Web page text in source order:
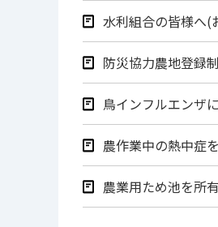
水利組合の皆様へ(
防災協力農地登録
鳥インフルエンザ
農作業中の熱中症
農業用ため池を所